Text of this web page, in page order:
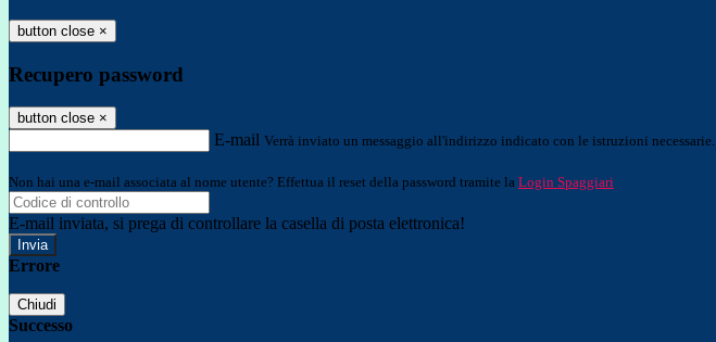
button close ×
Recupero password
button close ×
E-mail Verrà inviato un messaggio all'indirizzo indicato con le istruzioni necessarie.
Non hai una e-mail associata al nome utente? Effettua il reset della password tramite la Login Spaggiari
E-mail inviata, si prega di controllare la casella di posta elettronica!
Errore
Chiudi
Successo